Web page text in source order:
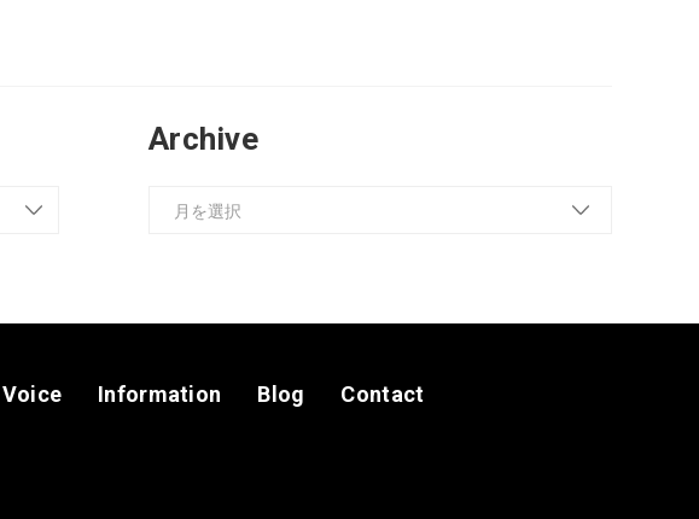
Archive
Voice Information Blog Contact